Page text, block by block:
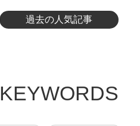
過去の人気記事
KEYWORDS